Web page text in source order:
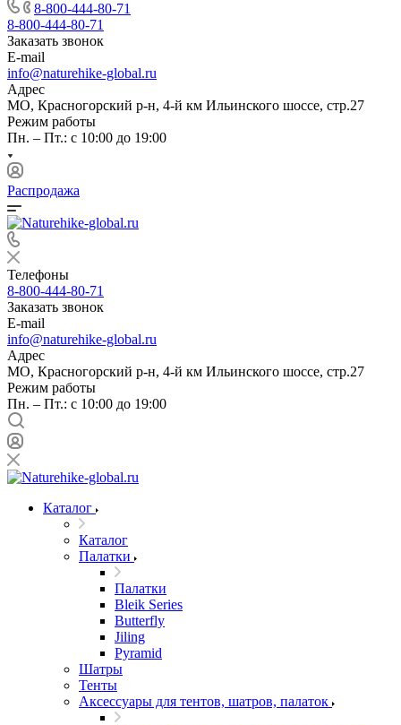
8-800-444-80-71
8-800-444-80-71
Заказать звонок
E-mail
info@naturehike-global.ru
Адрес
МО, Красногорский р-н, 4-й км Ильинского шоссе, стр.27
Режим работы
Пн. – Пт.: с 10:00 до 19:00
Распродажа
Телефоны
8-800-444-80-71
Заказать звонок
E-mail
info@naturehike-global.ru
Адрес
МО, Красногорский р-н, 4-й км Ильинского шоссе, стр.27
Режим работы
Пн. – Пт.: с 10:00 до 19:00
Каталог
Каталог
Палатки
Палатки
Bleik Series
Butterfly
Jiling
Pyramid
Шатры
Тенты
Аксессуары для тентов, шатров, палаток